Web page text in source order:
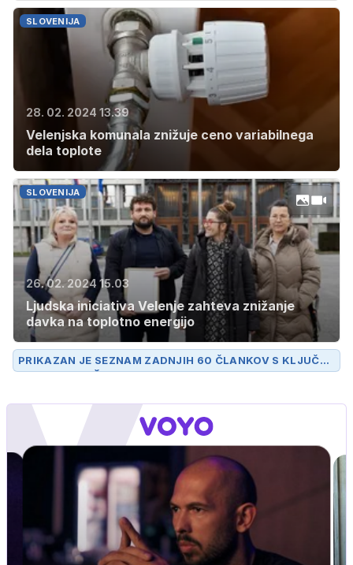
SLOVENIJA
28. 02. 2024 13.39
Velenjska komunala znižuje ceno variabilnega
dela toplote
SLOVENIJA
26. 02. 2024 15.03
Ljudska iniciativa Velenje zahteva znižanje
davka na toplotno energijo
PRIKAZAN JE SEZNAM ZADNJIH 60 ČLANKOV S KLJUČN
O BESEDOTEŠ.